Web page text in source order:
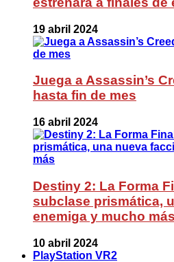
19 abril 2024
Juega a Assassin’s
hasta fin de mes
16 abril 2024
Destiny 2: La Forma
subclase prismática,
enemiga y mucho más
10 abril 2024
PlayStation VR2